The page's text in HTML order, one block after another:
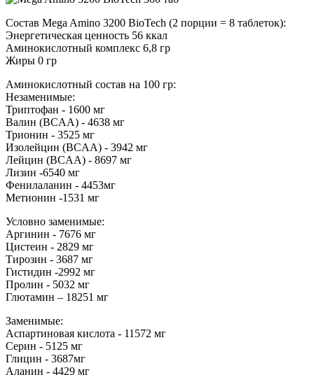
Состав Mega Amino 3200 BioTech (2 порции = 8 таблеток):
Энергетическая ценность 56 ккал
Аминокислотный комплекс 6,8 гр
Жиры 0 гр
Аминокислотный состав на 100 гр:
Незаменимые:
Триптофан - 1600 мг
Валин (BCAA) - 4638 мг
Трионин - 3525 мг
Изолейцин (BCAA) - 3942 мг
Лейцин (BCAA) - 8697 мг
Лизин -6540 мг
Фенилаланин - 4453мг
Метионин -1531 мг
Условно заменимые:
Аргинин - 7676 мг
Цистеин - 2829 мг
Тирозин - 3687 мг
Гистидин -2992 мг
Пролин - 5032 мг
Глютамин – 18251 мг
Заменимые:
Аспартиновая кислота - 11572 мг
Серин - 5125 мг
Глицин - 3687мг
Аланин - 4429 мг